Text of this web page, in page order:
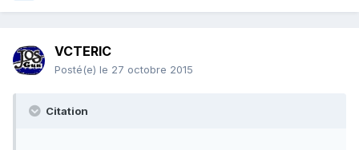
VCTERIC
Posté(e) le 27 octobre 2015
Citation